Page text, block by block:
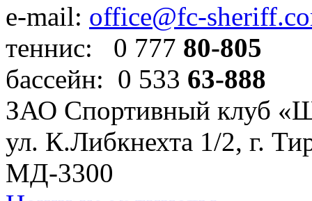
e-mail: office@fc-
теннис: 0 777 80-805
бассейн: 0 533 63-888
ЗАО Спортивный клуб
ул. К.Либкнехта 1/2, г.
МД-3300